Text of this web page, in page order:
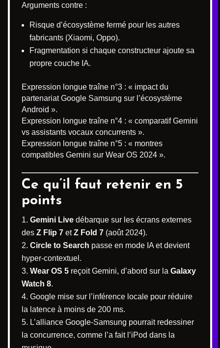
Arguments contre :
Risque d’écosystème fermé pour les autres
fabricants (Xiaomi, Oppo).
Fragmentation si chaque constructeur ajoute sa
propre couche IA.
Expression longue traîne n°3 : « impact du
partenariat Google Samsung sur l’écosystème
Android ».
Expression longue traîne n°4 : « comparatif Gemini
vs assistants vocaux concurrents ».
Expression longue traîne n°5 : « montres
compatibles Gemini sur Wear OS 2024 ».
Ce qu’il faut retenir en 5
points
Gemini Live débarque sur les écrans externes
des Z Flip 7 etZ Fold 7 (août 2024).
Circle to Search passe en mode IA et devient
hyper-contextuel.
Wear OS 5 reçoit Gemini, d’abord sur la Galaxy
Watch 8.
Google mise sur l’inférence locale pour réduire
la latence à moins de 200 ms.
L’alliance Google-Samsung pourrait redessiner
la concurrence, comme l’a fait l’iPod dans la